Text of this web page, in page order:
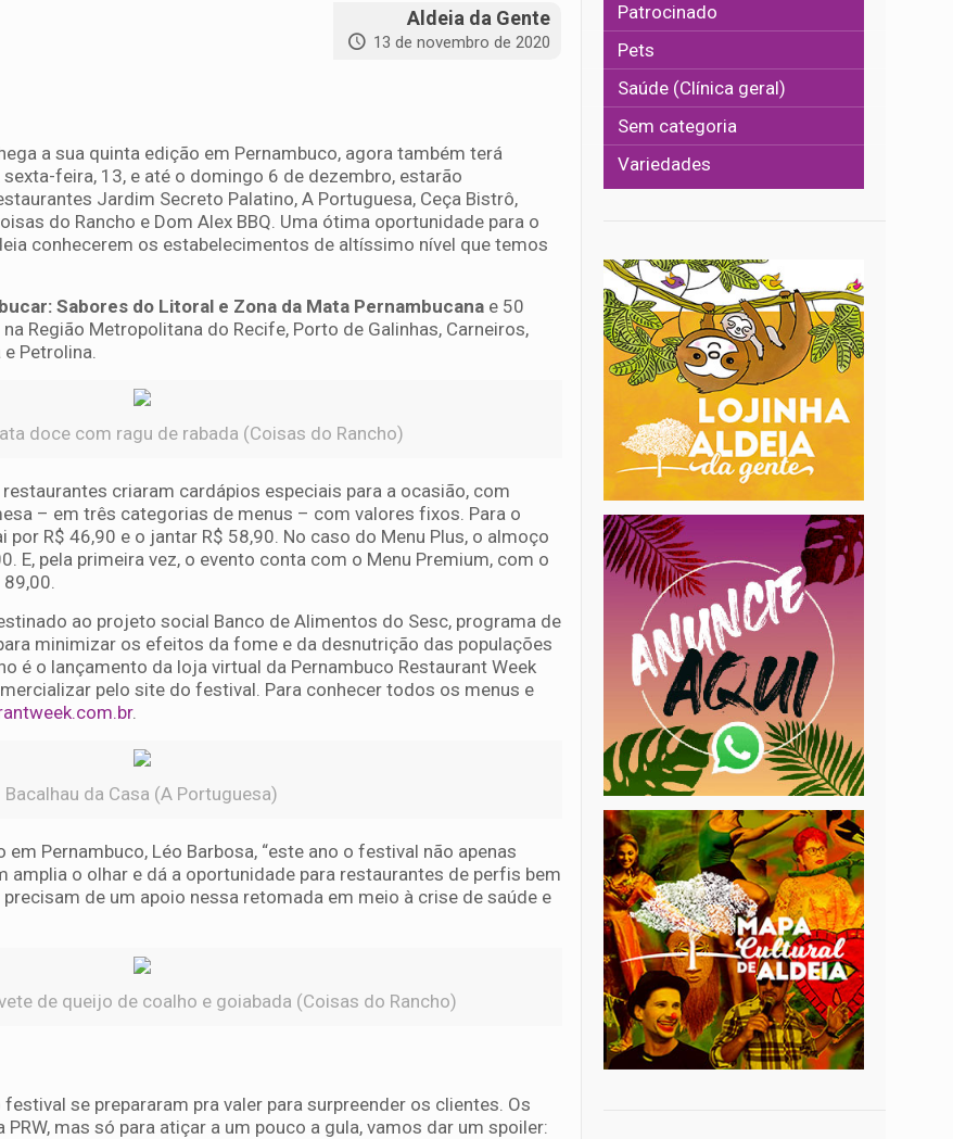
Aldeia da Gente
13 de novembro de 2020
a sua quinta edição em Pernambuco, agora também terá
feira, 13, e até o domingo 6 de dezembro, estarão
Jardim Secreto Palatino, A Portuguesa, Ceça Bistrô,
do Rancho e Dom Alex BBQ. Uma ótima oportunidade para o
conhecerem os estabelecimentos de altíssimo nível que temos
Sabores do Litoral e Zona da Mata Pernambucanae 50
Região Metropolitana do Recife, Porto de Galinhas, Carneiros,
e Petrolina.
doce com ragu de rabada (Coisas do Rancho)
criaram cardápios especiais para a ocasião, com
– em três categorias de menus – com valores fixos. Para o
por R$ 46,90 e o jantar R$ 58,90. No caso do Menu Plus, o almoço
E, pela primeira vez, o evento conta com o Menu Premium, com o
ao projeto social Banco de Alimentos do Sesc, programa de
minimizar os efeitos da fome e da desnutrição das populações
é o lançamento da loja virtual da Pernambuco Restaurant Week
pelo site do festival. Para conhecer todos os menus e
.
Bacalhau da Casa (A Portuguesa)
Pernambuco, Léo Barbosa, “este ano o festival não apenas
o olhar e dá a oportunidade para restaurantes de perfis bem
de um apoio nessa retomada em meio à crise de saúde e
de queijo de coalho e goiabada (Coisas do Rancho)
se prepararam pra valer para surpreender os clientes. Os
mas só para atiçar a um pouco a gula, vamos dar um spoiler:
Patrocinado
Pets
Saúde (Clínica geral)
Sem categoria
Variedades